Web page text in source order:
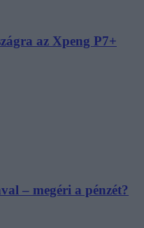
az Xpeng P7+
– megéri a pénzét?